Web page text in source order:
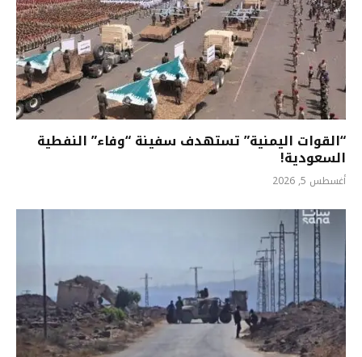
“القوات اليمنية” تستهدف سفينة “وفاء” النفطية
السعودية!
أغسطس 5, 2026